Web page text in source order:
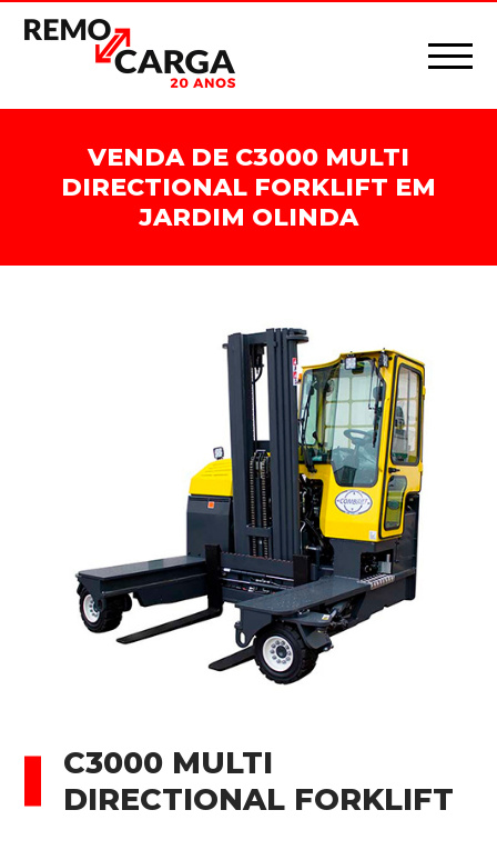
VENDA DE C3000 MULTI
DIRECTIONAL FORKLIFT EM
JARDIM OLINDA
C3000 MULTI
DIRECTIONAL FORKLIFT